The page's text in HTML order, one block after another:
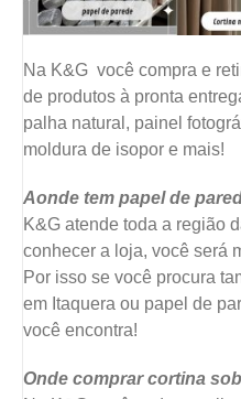
Na K&G você compra e
de produtos à pronta
palha natural, painel
moldura de isopor e mais!
Aonde tem papel de
K&G atende toda a região
conhecer a loja, você será
Por isso se você procura
em Itaquera ou papel de
você encontra!
Onde comprar cortina